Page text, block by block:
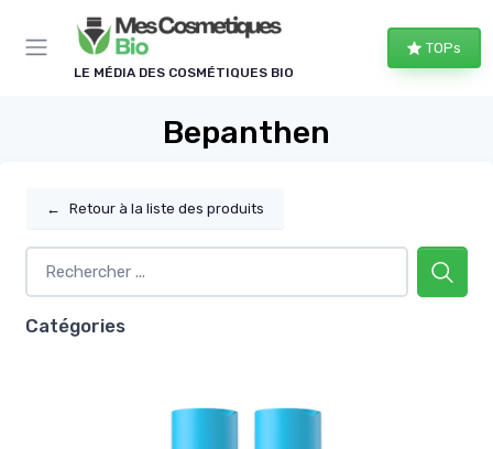
LE MÉDIA DES COSMÉTIQUES BIO
TOPs
Bepanthen
← Retour à la liste des produits
Catégories
Panneau de gestion des cookies